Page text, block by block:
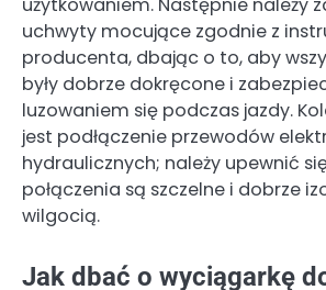
użytkowaniem. Następnie należy
uchwyty mocujące zgodnie z
producenta, dbając o to, aby
były dobrze dokręcone i
luzowaniem się podczas jazdy.
jest podłączenie przewodów
hydraulicznych; należy upewnić
połączenia są szczelne i dobrze
wilgocią.
Jak dbać o wyciągarkę